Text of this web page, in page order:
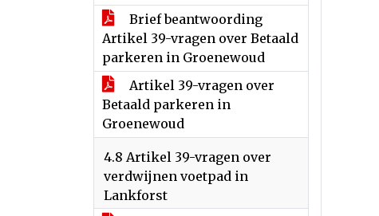
Brief beantwoording
Artikel 39-vragen over Betaald
parkeren in Groenewoud
Artikel 39-vragen over
Betaald parkeren in
Groenewoud
4.8 Artikel 39-vragen over
verdwijnen voetpad in
Lankforst